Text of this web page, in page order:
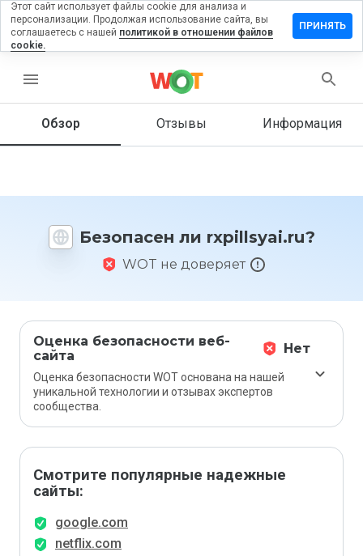
menu
Обзор Отзывы Информация
Безопасен ли rxpillsyai.ru?
WOT не доверяет
Оценка безопасности веб-
сайта
Нет
Оценка безопасности WOT основана на нашей
уникальной технологии и отзывах экспертов
сообщества.
Смотрите популярные надежные
сайты:
google.com
netflix.com
на
Как бы
этот
1 до 5?
Этот сайт использует файлы cookie для анализа и
персонализации. Продолжая использование сайта, вы
соглашаетесь с нашей политикой в отношении файлов
cookie.
ПРИНЯТЬ